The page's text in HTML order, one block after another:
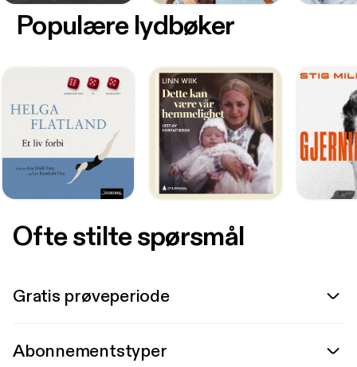
Populære lydbøker
Ofte stilte spørsmål
Gratis prøveperiode
Abonnementstyper